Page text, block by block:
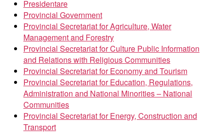
Presidentare
Provincial Government
Provincial Secretariat for Agriculture, Water
Management and Forestry
Provincial Secretariat for Culture Public Information
and Relations with Religious Communities
Provincial Secretariat for Economy and Tourism
Provincial Secretariat for Education, Regulations,
Administration and National Minorities – National
Communities
Provincial Secretariat for Energy, Construction and
Transport